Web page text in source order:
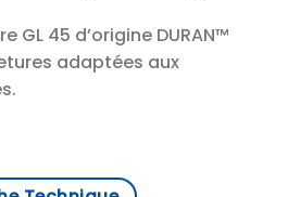
GL 45 d’origine DURAN™
adaptées aux